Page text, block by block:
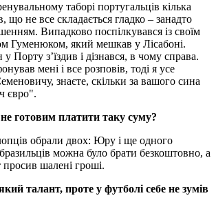
таборі португальців кілька
що не все складається гладко – занадто
Випадково поспілкувався із своїм
Гуменюком, який мешкав у Лісабоні.
Порту з’їздив і дізнався, в чому справа.
мені і все розповів, тоді я усе
знаєте, скільки за вашого сина
євро".
готовим платити таку суму?
обрали двох: Юру і ще одного
можна було брати безкоштовно, а
просив шалені гроші.
талант, проте у футболі себе не зумів